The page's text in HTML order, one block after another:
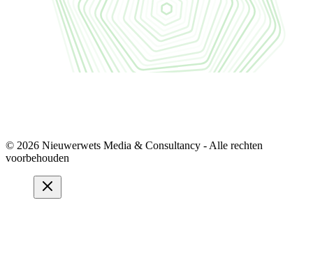
© 2026 Nieuwerwets Media & Consultancy - Alle rechten
voorbehouden